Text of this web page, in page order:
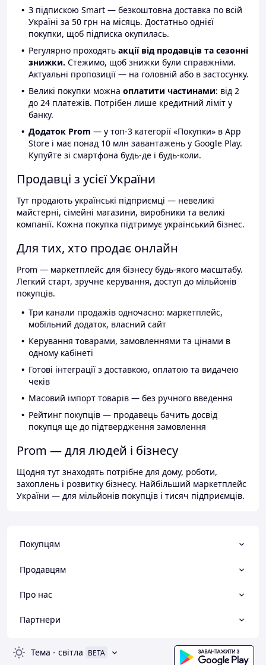
З підпискою Smart — безкоштовна доставка по всій
Україні за 50 грн на місяць. Достатньо однієї
покупки, щоб підписка окупилась.
Регулярно проходять акції від продавців та сезонні
знижки. Стежимо, щоб знижки були справжніми.
Актуальні пропозиції — на головній або в застосунку.
Великі покупки можна оплатити частинами: від 2
до 24 платежів. Потрібен лише кредитний ліміт у
банку.
Додаток Prom — у топ-3 категорії «Покупки» в App
Store і має понад 10 млн завантажень у Google Play.
Купуйте зі смартфона будь-де і будь-коли.
Продавці з усієї України
Тут продають українські підприємці — невеликі
майстерні, сімейні магазини, виробники та великі
компанії. Кожна покупка підтримує український бізнес.
Для тих, хто продає онлайн
Prom — маркетплейс для бізнесу будь-якого масштабу.
Легкий старт, зручне керування, доступ до мільйонів
покупців.
Три канали продажів одночасно: маркетплейс,
мобільний додаток, власний сайт
Керування товарами, замовленнями та цінами в
одному кабінеті
Готові інтеграції з доставкою, оплатою та видачею
чеків
Масовий імпорт товарів — без ручного введення
Рейтинг покупців — продавець бачить досвід
покупця ще до підтвердження замовлення
Prom — для людей і бізнесу
Щодня тут знаходять потрібне для дому, роботи,
захоплень і розвитку бізнесу. Найбільший маркетплейс
України — для мільйонів покупців і тисяч підприємців.
Покупцям
Продавцям
Про нас
Партнери
Тема - світла BETA